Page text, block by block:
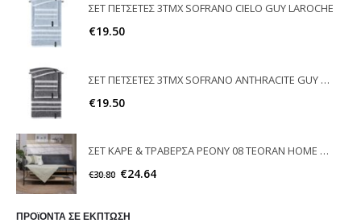
ΣΕΤ ΠΕΤΣΕΤΕΣ 3ΤΜΧ SOFRANO CIELO GUY LAROCHE
€19.50
ΣΕΤ ΠΕΤΣΕΤΕΣ 3ΤΜΧ SOFRANO ANTHRACITE GUY LAROCHE
€19.50
ΣΕΤ ΚΑΡΕ & ΤΡΑΒΕΡΣΑ PEONY 08 TEORAN HOME & MORE
€30.80 €24.64
ΠΡΟϊΟΝΤΑ ΣΕ ΕΚΠΤΩΣΗ